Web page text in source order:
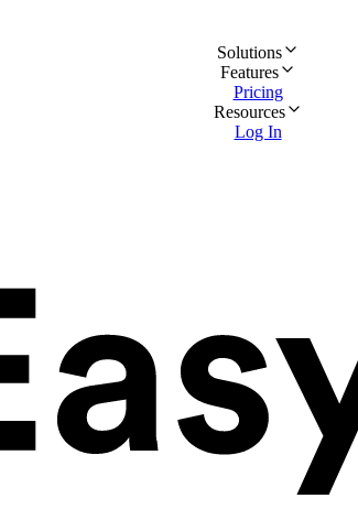
Solutions
Features
Pricing
Resources
Log In